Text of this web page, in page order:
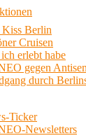
Berlin
Cruisen
erlebt habe
gegen
durch
Ticker
Newsletters